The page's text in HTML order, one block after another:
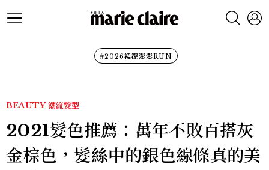
#2026裙襬澎澎RUN
BEAUTY 潮流髮型
2021髮色推薦：萬年不敗百搭灰
金棕色，髮絲中的銀色線條真的美